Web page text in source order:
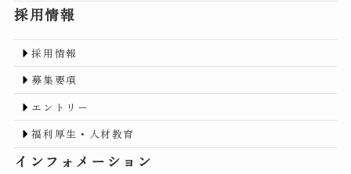
採用情報
採用情報
募集要項
エントリー
福利厚生・人材教育
インフォメーション